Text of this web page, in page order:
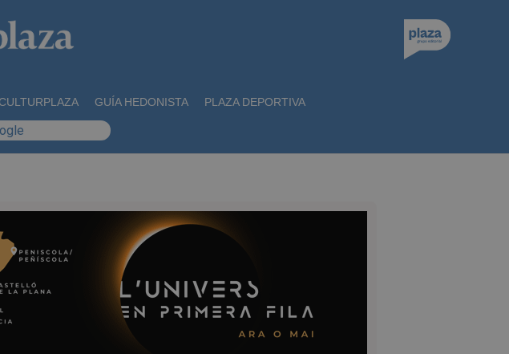
CULTURPLAZA GUÍA HEDONISTA PLAZA DEPORTIVA